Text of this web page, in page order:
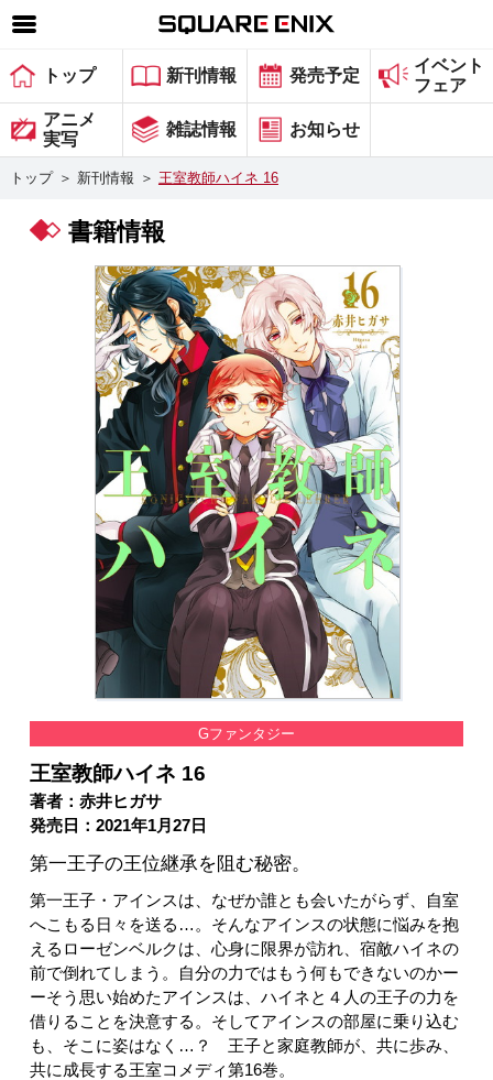
SQUARE ENIX 公式サイトメニュー
ゲーム
マガジン＆ブックス
グッズ
会社情報 採用情報
スクウェア・エニックス サイト内検索
トップ 新刊情報 発売予定
イベント
フェア
アニメ
実写
雑誌情報 お知らせ
トップ ＞ 新刊情報 ＞ 王室教師ハイネ 16
書籍情報
Gファンタジー
王室教師ハイネ 16
著者：赤井ヒガサ
発売日：2021年1月27日
第一王子の王位継承を阻む秘密。
第一王子・アインスは、なぜか誰とも会いたがらず、自室
へこもる日々を送る…。そんなアインスの状態に悩みを抱
えるローゼンベルクは、心身に限界が訪れ、宿敵ハイネの
前で倒れてしまう。自分の力ではもう何もできないのかー
ーそう思い始めたアインスは、ハイネと４人の王子の力を
借りることを決意する。そしてアインスの部屋に乗り込む
も、そこに姿はなく…？ 王子と家庭教師が、共に歩み、
共に成長する王室コメディ第16巻。